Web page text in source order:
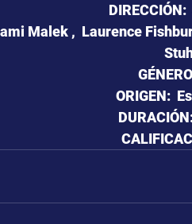
Malek ,  Laurence
ORIGEN: